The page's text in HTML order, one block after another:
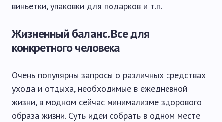
виньетки, упаковки для подарков и т.п.
Жизненный баланс. Все для
конкретного человека
Очень популярны запросы о различных средствах
ухода и отдыха, необходимые в ежедневной
жизни, в модном сейчас минимализме здорового
образа жизни. Суть идеи собрать в одном месте